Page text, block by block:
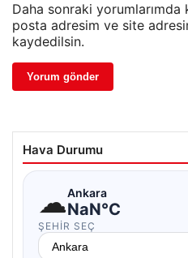
Daha sonraki yorumlarımda
posta adresim ve site
kaydedilsin.
Hava Durumu
☁Ankara
NaN°C
ŞEHIR SEÇ